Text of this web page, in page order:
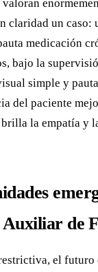
claridad un caso:
medicación
bajo la
simple y
del paciente
la empatía y
de
el futuro